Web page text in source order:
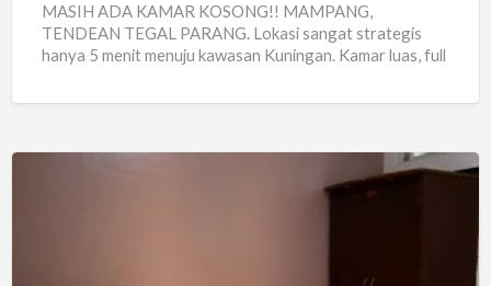
MASIH ADA KAMAR KOSONG!! MAMPANG,
TENDEAN TEGAL PARANG. Lokasi sangat strategis
hanya 5 menit menuju kawasan Kuningan. Kamar luas, full